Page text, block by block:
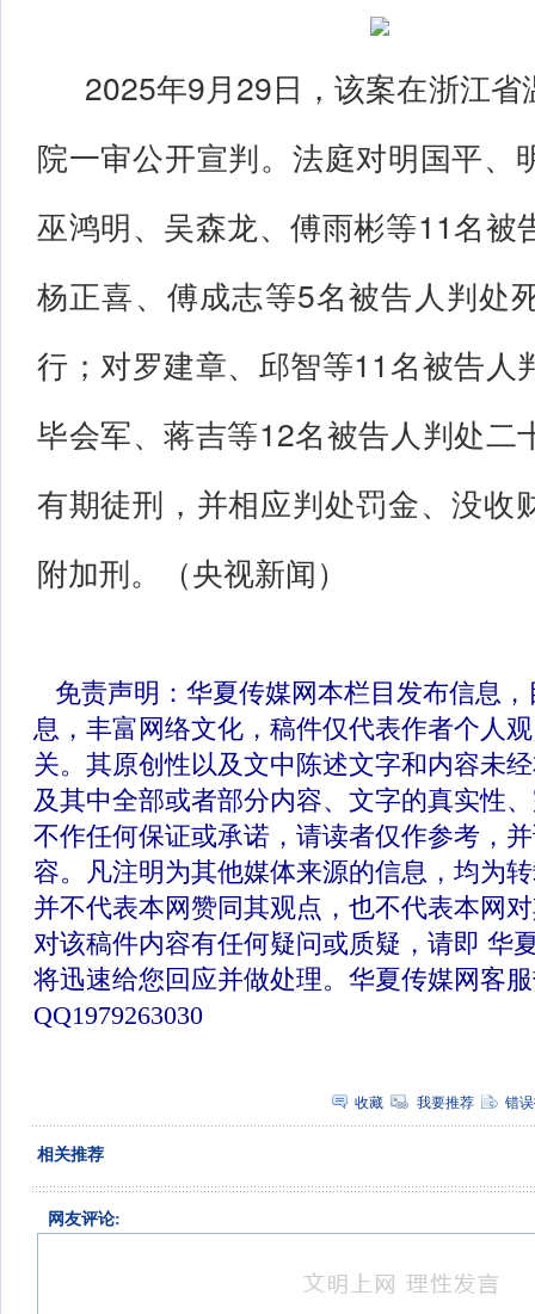
2025年9月29日，该案在浙江省
院一审公开宣判。法庭对明国平、
巫鸿明、吴森龙、傅雨彬等11名被
杨正喜、傅成志等5名被告人判处
行；对罗建章、邱智等11名被告人
毕会军、蒋吉等12名被告人判处二
有期徒刑，并相应判处罚金、没收
附加刑。（央视新闻）
免责声明：华夏传媒网本栏目发布信息
息，丰富网络文化，稿件仅代表作者个人
关。其原创性以及文中陈述文字和内容未
及其中全部或者部分内容、文字的真实性
不作任何保证或承诺，请读者仅作参考，
容。凡注明为其他媒体来源的信息，均为
并不代表本网赞同其观点，也不代表本网
对该稿件内容有任何疑问或质疑，请即 华
将迅速给您回应并做处理。华夏传媒网客
QQ1979263030
收藏 我要推荐 错
相关推荐
网友评论: